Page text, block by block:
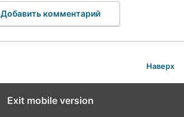
Добавить комментарий
Наверх
Exit mobile version